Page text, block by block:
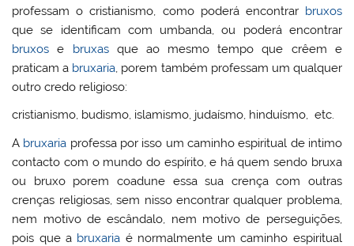
professam o cristianismo, como poderá encontrar bruxos
que se identificam com umbanda, ou poderá encontrar
bruxos e bruxasque ao mesmo tempo que crêem e
praticam a bruxaria, porem também professam um qualquer
outro credo religioso:
cristianismo, budismo, islamismo, judaísmo, hinduísmo, etc.
A bruxaria professa por isso um caminho espiritual de intimo
contacto com o mundo do espírito, e há quem sendo bruxa
ou bruxo porem coadune essa sua crença com outras
crenças religiosas, sem nisso encontrar qualquer problema,
nem motivo de escândalo, nem motivo de perseguições,
pois que a bruxaria é normalmente um caminho espiritual